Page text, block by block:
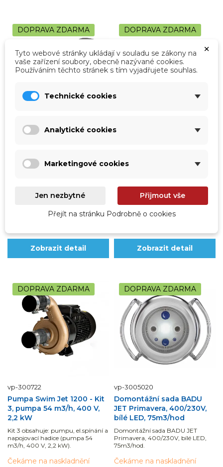
DOPRAVA ZDARMA
vp-300723
Kit 2, dlouhý
prodloužení průchodu betonem o
13 458,00 Kč
Čekáme na naskladnění
Zobrazit detail
DOPRAVA ZDARMA
vp-300733
Kit 2, dlouhý
prodloužení průchodu betonem o
15 253,00 Kč
Čekáme na naskladnění
Zobrazit detail
DOPRAVA ZDARMA
vp-300722
Pumpa Swim Jet 1200 - Kit
3, pumpa 54 m3/h, 400 V,
2,2 kW
Kit 3 obsahuje: pumpu, el.spínání a
napojovací hadice (pumpa 54
m3/h, 400 V, 2,2 kW).
Čekáme na naskladnění
DOPRAVA ZDARMA
vp-3005020
Domontážní sada BADU
JET Primavera, 400/230V,
bílé LED, 75m3/hod
Domontážní sada BADU JET
Primavera, 400/230V, bílé LED,
75m3/hod.
Čekáme na naskladnění
×
Tyto webové stránky ukládají v souladu se zákony na
vaše zařízení soubory, obecně nazývané cookies.
Používáním těchto stránek s tím vyjadřujete souhlas.
Technické cookies
Analytické cookies
Marketingové cookies
Jen nezbytné Přijmout vše
Přejít na stránku Podrobně o cookies